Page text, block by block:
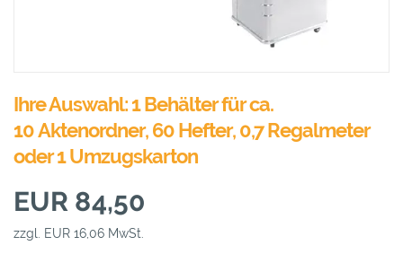
Ihre Auswahl: 1 Behälter für ca.
10 Aktenordner, 60 Hefter, 0,7 Regalmeter
oder 1 Umzugskarton
EUR 84,50
zzgl. EUR 16,06 MwSt.